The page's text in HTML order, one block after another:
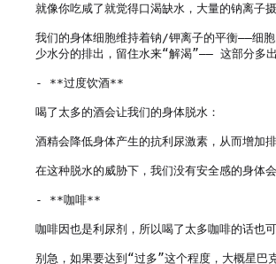
就像你吃咸了就觉得口渴缺水，大量的钠离子
我们的身体细胞维持着钠/钾离子的平衡——细
少水分的排出，留住水来“解渴”—— 这部分多
- **过度饮酒**
喝了太多的酒会让我们的身体脱水：
酒精会降低身体产生的抗利尿激素，从而增加
在这种脱水的威胁下，我们没有安全感的身体
- **咖啡**
咖啡因也是利尿剂，所以喝了太多咖啡的话
别急，如果要达到“过多”这个程度，大概星巴